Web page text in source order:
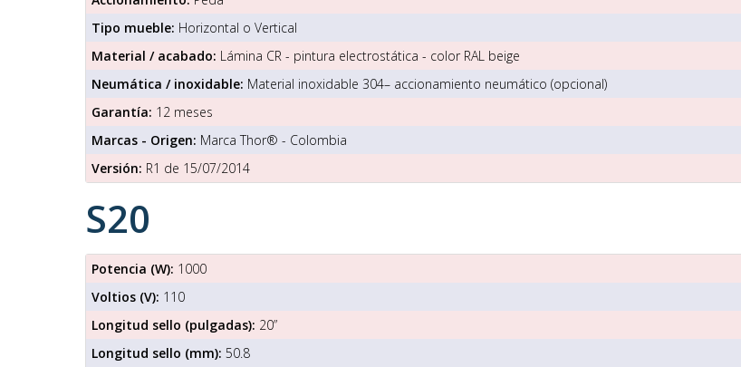
Tipo mueble: Horizontal o Vertical
Material / acabado: Lámina CR - pintura electrostática - color RAL beige
Neumática / inoxidable: Material inoxidable 304– accionamiento neumático (opcional)
Garantía: 12 meses
Marcas - Origen: Marca Thor® - Colombia
Versión: R1 de 15/07/2014
S20
Potencia (W): 1000
Voltios (V): 110
Longitud sello (pulgadas): 20”
Longitud sello (mm): 50.8